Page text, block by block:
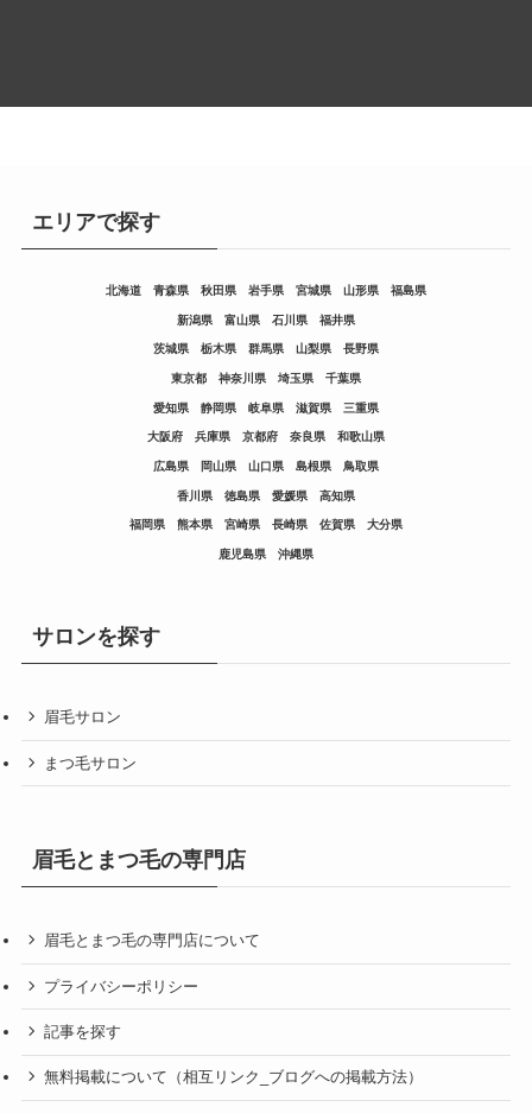
エリアで探す
北海道 青森県 秋田県 岩手県 宮城県 山形県 福島県
新潟県 富山県 石川県 福井県
茨城県 栃木県 群馬県 山梨県 長野県
東京都 神奈川県 埼玉県 千葉県
愛知県 静岡県 岐阜県 滋賀県 三重県
大阪府 兵庫県 京都府 奈良県 和歌山県
広島県 岡山県 山口県 島根県 鳥取県
香川県 徳島県 愛媛県 高知県
福岡県 熊本県 宮崎県 長崎県 佐賀県 大分県
鹿児島県 沖縄県
サロンを探す
眉毛サロン
まつ毛サロン
眉毛とまつ毛の専門店
眉毛とまつ毛の専門店について
プライバシーポリシー
記事を探す
無料掲載について（相互リンク_ブログへの掲載方法）